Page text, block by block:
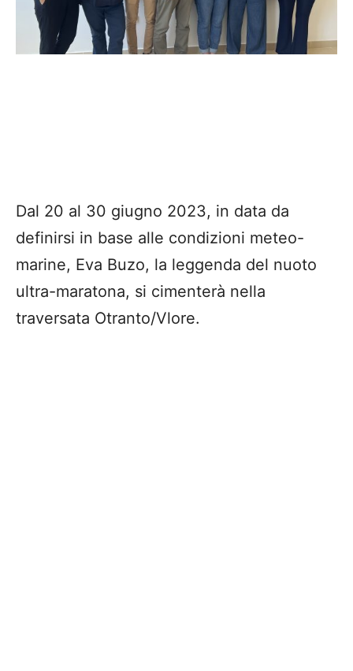
Dal 20 al 30 giugno 2023, in data da
definirsi in base alle condizioni meteo-
marine, Eva Buzo, la leggenda del nuoto
ultra-maratona, si cimenterà nella
traversata Otranto/Vlore.